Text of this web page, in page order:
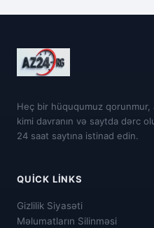
Heç bir hüququmuz
kimi davranın və saytda dərc
24 saat saytına istinad edin.
QUICK LINKS
Gizlilik Siyasəti
Məlumatların Silinməsi